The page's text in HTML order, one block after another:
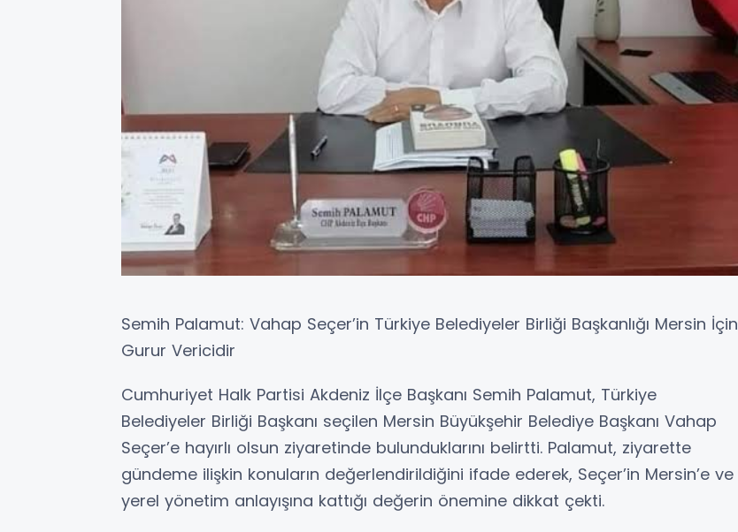
Semih Palamut: Vahap Seçer’in Türkiye Belediyeler Birliği Başkanlığı Mersin İçin
Gurur Vericidir
Cumhuriyet Halk Partisi Akdeniz İlçe Başkanı Semih Palamut, Türkiye
Belediyeler Birliği Başkanı seçilen Mersin Büyükşehir Belediye Başkanı Vahap
Seçer’e hayırlı olsun ziyaretinde bulunduklarını belirtti. Palamut, ziyarette
gündeme ilişkin konuların değerlendirildiğini ifade ederek, Seçer’in Mersin’e ve
yerel yönetim anlayışına kattığı değerin önemine dikkat çekti.